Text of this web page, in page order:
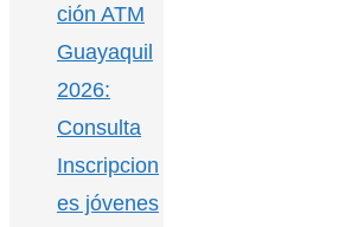
ción ATM
Guayaquil
2026:
Consulta
Inscripcion
es jóvenes